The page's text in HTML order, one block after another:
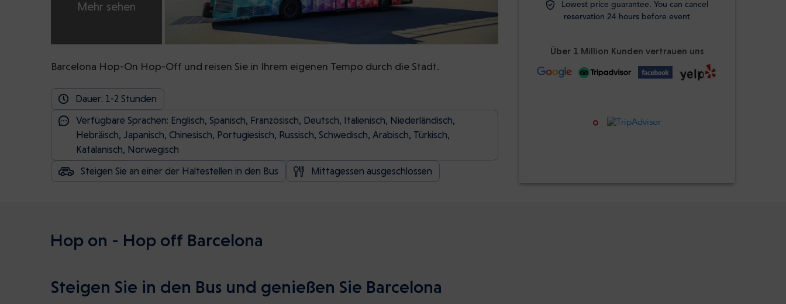
Mehr sehen
Barcelona Hop-On Hop-Off und reisen Sie in Ihrem eigenen Tempo durch die Stadt.
Dauer: 1-2 Stunden
Verfügbare Sprachen: Englisch, Spanisch, Französisch, Deutsch, Italienisch, Niederländisch,
Hebräisch, Japanisch, Chinesisch, Portugiesisch, Russisch, Schwedisch, Arabisch, Türkisch,
Katalanisch, Norwegisch
Steigen Sie an einer der Haltestellen in den Bus
Mittagessen ausgeschlossen
Studierende
-
Alter 0-12 Jahre
+
Lowest price guarantee. You can cancel
reservation 24 hours before event
Über 1 Million Kunden vertrauen uns
Hop on - Hop off Barcelona
Steigen Sie in den Bus und genießen Sie Barcelona